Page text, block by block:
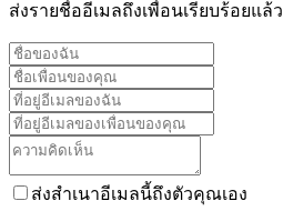
ส่งรายชื่ออีเมลถึงเพื่อนเรียบร้อยแล้ว
ส่งสำเนาอีเมลนี้ถึงตัวคุณเอง